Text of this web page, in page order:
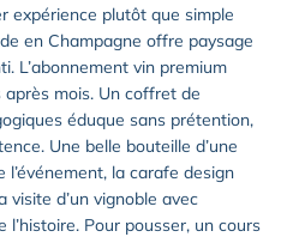
expérience plutôt que simple
en Champagne offre paysage
L’abonnement vin premium
après mois. Un coffret de
éduque sans prétention,
Une belle bouteille d’une
la carafe design
visite d’un vignoble avec
Pour pousser, un cours